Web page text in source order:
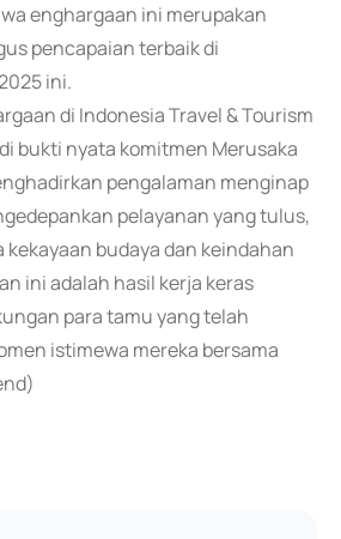
enghargaan ini merupakan
pencapaian terbaik di
ini.
di Indonesia Travel & Tourism
bukti nyata komitmen Merusaka
pengalaman menginap
pelayanan yang tulus,
budaya dan keindahan
ini adalah hasil kerja keras
para tamu yang telah
istimewa mereka bersama